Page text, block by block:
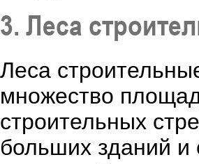
3. Леса
Леса
множество
строительных
больших зданий и